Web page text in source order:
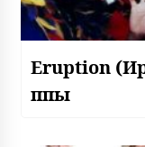
Eruption
ппы